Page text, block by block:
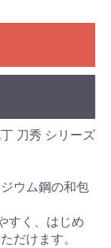
刀秀 シリーズ
ウム鋼の和包
すく、はじめ
だけます。